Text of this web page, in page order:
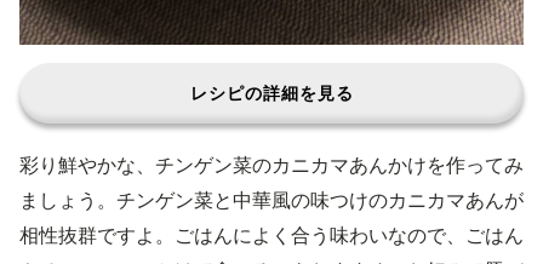
レシピの詳細を見る
彩り鮮やかな、チンゲン菜のカニカマあんかけを作ってみ
ましょう。チンゲン菜と中華風の味つけのカニカマあんが
相性抜群ですよ。ごはんによく合う味わいなので、ごはん